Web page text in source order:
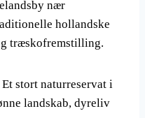
nær
hollandske
træskofremstilling.
stort naturreservat i
landskab, dyreliv